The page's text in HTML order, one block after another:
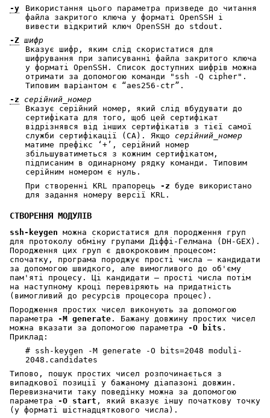
-y
Використання цього параметра призведе до читання
файла закритого ключа у форматі OpenSSH і
вивести відкритий ключ OpenSSH до stdout.
-Z шифр
Вказує шифр, яким слід скористатися для
шифрування при записуванні файла закритого ключа
у форматі OpenSSH. Список доступних шифрів можна
отримати за допомогою команди "ssh -Q cipher".
Типовим варіантом є “aes256-ctr”.
-z
серійний_номер
Вказує серійний номер, який слід вбудувати до
сертифіката для того, щоб цей сертифікат
відрізнявся від інших сертифікатів з тієї самої
служби сертифікації (CA). Якщо серійний_номер
матиме префікс ‘+’, серійний номер
збільшуватиметься з кожним сертифікатом,
підписаним в одинарному рядку команди. Типовим
серійним номером є нуль.
При створенні KRL прапорець -z буде використано
для задання номеру версії KRL.
СТВОРЕННЯ МОДУЛІВ
ssh-keygen можна скористатися для породження груп
для протоколу обміну групами Діффі-Гелмана (DH-GEX).
Породження цих груп є двокроковим процесом:
спочатку, програма породжує прості числа — кандидати
за допомогою швидкого, але вимогливого до об'єму
пам'яті процесу. Ці кандидати — прості числа потім
на наступному кроці перевіряють на придатність
(вимогливий до ресурсів процесора процес).
Породження простих чисел виконують за допомогою
параметра -M generate . Бажану довжину простих чисел
можна вказати за допомогою параметра -O bits .
Приклад:
# ssh-keygen -M generate -O bits=2048 moduli-
2048.candidates
Типово, пошук простих чисел розпочинається з
випадкової позиції у бажаному діапазоні довжин.
Перевизначити таку поведінку можна за допомогою
параметра -O start , який вказує іншу початкову точку
(у форматі шістнадцяткового числа).